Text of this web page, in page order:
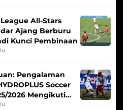
League All-Stars
Ajang Berburu
Kunci Pembinaan
Pengalaman
Soccer
2026 Mengikuti
Putri